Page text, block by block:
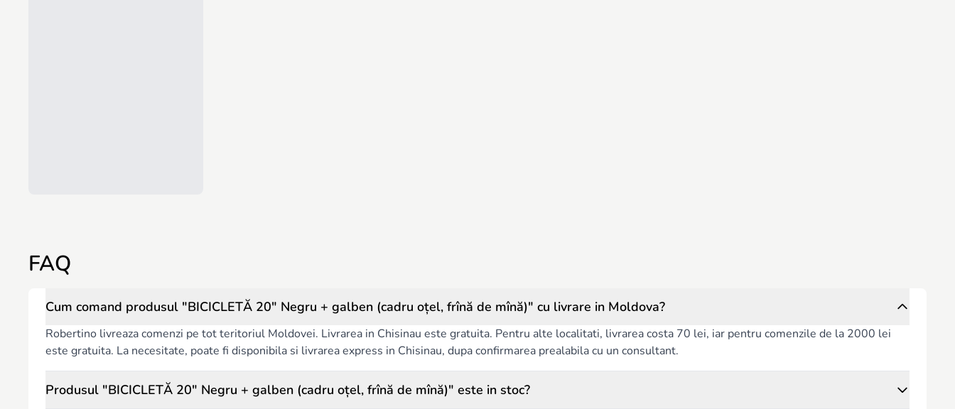
FAQ
Cum comand produsul "BICICLETĂ 20" Negru + galben (cadru oțel, frînă de mînă)" cu livrare in Moldova?
Robertino livreaza comenzi pe tot teritoriul Moldovei. Livrarea in Chisinau este gratuita. Pentru alte localitati, livrarea costa 70 lei, iar pentru comenzile de la 2000 lei
este gratuita. La necesitate, poate fi disponibila si livrarea express in Chisinau, dupa confirmarea prealabila cu un consultant.
Produsul "BICICLETĂ 20" Negru + galben (cadru oțel, frînă de mînă)" este in stoc?